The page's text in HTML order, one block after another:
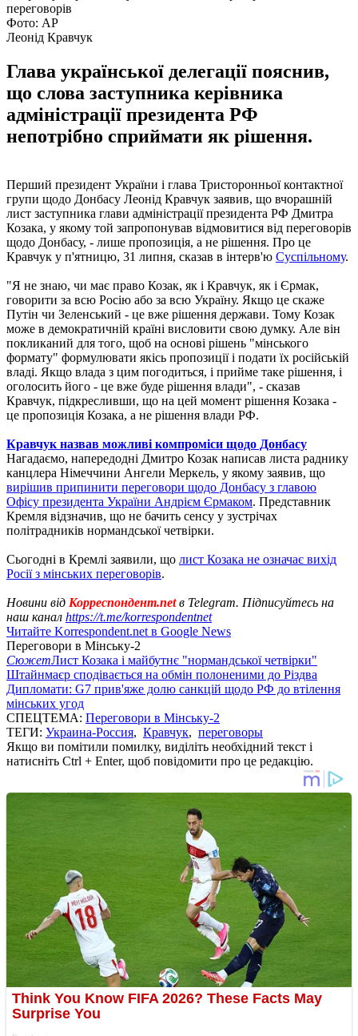
Фото: АР
Леонід Кравчук
Глава української делегації пояснив,
що слова заступника керівника
адміністрації президента РФ
непотрібно сприймати як рішення.
Перший президент України і глава Тристоронньої контактної
групи щодо Донбасу Леонід Кравчук заявив, що вчорашній
лист заступника глави адміністрації президента РФ Дмитра
Козака, у якому той запропонував відмовитися від переговорів
щодо Донбасу, - лише пропозиція, а не рішення. Про це
Кравчук у п'ятницю, 31 липня, сказав в інтерв'ю Суспільному.
"Я не знаю, чи має право Козак, як і Кравчук, як і Єрмак,
говорити за всю Росію або за всю Україну. Якщо це скаже
Путін чи Зеленський - це вже рішення держави. Тому Козак
може в демократичній країні висловити свою думку. Але він
покликаний для того, щоб на основі рішень "мінського
формату" формулювати якісь пропозиції і подати їх російській
владі. Якщо влада з цим погодиться, і прийме таке рішення, і
оголосить його - це вже буде рішення влади", - сказав
Кравчук, підкресливши, що на цей момент рішення Козака -
це пропозиція Козака, а не рішення влади РФ.
Кравчук назвав можливі компроміси щодо Донбасу
Нагадаємо, напередодні Дмитро Козак написав листа раднику
канцлера Німеччини Ангели Меркель, у якому заявив, що
вирішив припинити переговори щодо Донбасу з главою
Офісу президента України Андрієм Єрмаком. Представник
Кремля відзначив, що не бачить сенсу у зустрічах
політрадників нормандської четвірки.
Сьогодні в Кремлі заявили, що лист Козака не означає вихід
Росії з мінських переговорів.
Новини від Корреспондент.netв Telegram. Підписуйтесь на
наш канал https://t.me/korrespondentnet
Читайте Korrespondent.net в Google News
Переговори в Мінську-2
СюжетЛист Козака і майбутнє "нормандської четвірки"
Штайнмаєр сподівається на обмін полоненими до Різдва
Дипломати: G7 прив'яже долю санкцій щодо РФ до втілення
мінських угод
СПЕЦТЕМА: Переговори в Мінську-2
ТЕГИ: Украина-Россия, Кравчук, переговоры
Якщо ви помітили помилку, виділіть необхідний текст і
натисніть Ctrl + Enter, щоб повідомити про це редакцію.